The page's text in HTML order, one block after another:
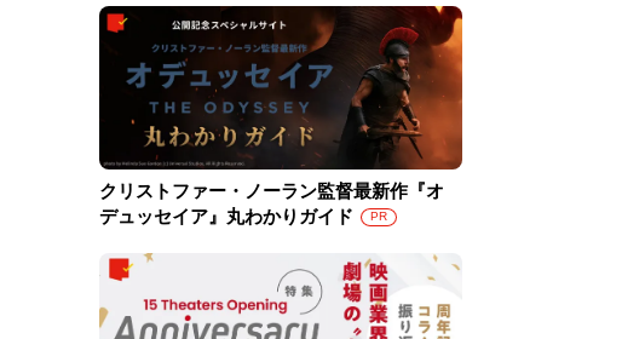
クリストファー・ノーラン監督最新作『オ
デュッセイア』丸わかりガイド
PR